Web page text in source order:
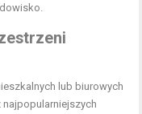
lub biurowych
najpopularniejszych